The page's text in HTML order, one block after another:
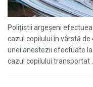
Poliţiştii argeşeni
cazul copilului în vârstă
unei anestezii efectuate
cazul copilului transportat ...